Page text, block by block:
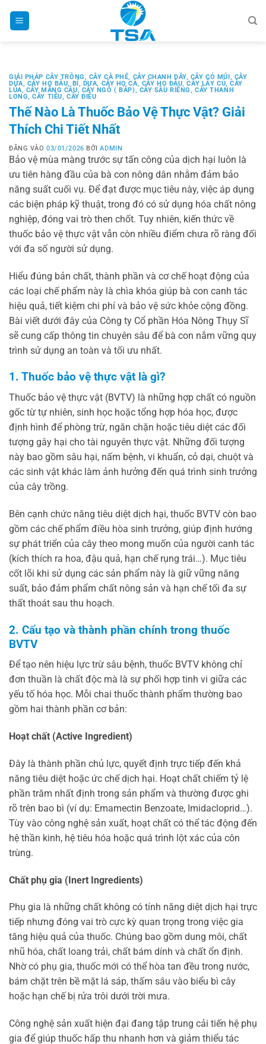
GIẢI PHÁP CÂY TRỒNG, CÂY CÀ PHÊ, CÂY CHANH DÂY, CÂY CÓ MÚI, CÂY
DỨA, CÂY HỌ BẦU, BÍ, DƯA, CÂY HỌ CÀ, CÂY HỌ ĐẬU,CÂY LẤY CỦ,CÂY
LÚA, CÂY MÃNG CẦU, CÂY NGÔ ( BẮP), CÂY SẦU RIÊNG,CÂY THANH
LONG,CÂY TIÊU, CÂY ĐIỀU
Thế Nào Là Thuốc Bảo Vệ Thực Vật? Giải
Thích Chi Tiết Nhất
ĐĂNG VÀO03/01/2026 BỞIADMIN
Bảo vệ mùa màng trước sự tấn công của dịch hại luôn là
ưu tiên hàng đầu của bà con nông dân nhằm đảm bảo
năng suất cuối vụ. Để đạt được mục tiêu này, việc áp dụng
các biện pháp kỹ thuật, trong đó có sử dụng hóa chất nông
nghiệp, đóng vai trò then chốt. Tuy nhiên, kiến thức về
thuốc bảo vệ thực vật vẫn còn nhiều điểm chưa rõ ràng đối
với đa số người sử dụng.
Hiểu đúng bản chất, thành phần và cơ chế hoạt động của
các loại chế phẩm này là chìa khóa giúp bà con canh tác
hiệu quả, tiết kiệm chi phí và bảo vệ sức khỏe cộng đồng.
Bài viết dưới đây của Công ty Cổ phần Hóa Nông Thụy Sĩ
sẽ cung cấp thông tin chuyên sâu để bà con nắm vững quy
trình sử dụng an toàn và tối ưu nhất.
1. Thuốc bảo vệ thực vật là gì?
Thuốc bảo vệ thực vật (BVTV) là những hợp chất có nguồn
gốc từ tự nhiên, sinh học hoặc tổng hợp hóa học, được
định hình để phòng trừ, ngăn chặn hoặc tiêu diệt các đối
tượng gây hại cho tài nguyên thực vật. Những đối tượng
này bao gồm sâu hại, nấm bệnh, vi khuẩn, cỏ dại, chuột và
các sinh vật khác làm ảnh hưởng đến quá trình sinh trưởng
của cây trồng.
Bên cạnh chức năng tiêu diệt dịch hại, thuốc BVTV còn bao
gồm các chế phẩm điều hòa sinh trưởng, giúp định hướng
sự phát triển của cây theo mong muốn của người canh tác
(kích thích ra hoa, đậu quả, hạn chế rụng trái…). Mục tiêu
cốt lõi khi sử dụng các sản phẩm này là giữ vững năng
suất, bảo đảm phẩm chất nông sản và hạn chế tối đa sự
thất thoát sau thu hoạch.
2. Cấu tạo và thành phần chính trong thuốc
BVTV
Để tạo nên hiệu lực trừ sâu bệnh, thuốc BVTV không chỉ
đơn thuần là chất độc mà là sự phối hợp tinh vi giữa các
yếu tố hóa học. Mỗi chai thuốc thành phẩm thường bao
gồm hai thành phần cơ bản:
Hoạt chất (Active Ingredient)
Đây là thành phần chủ lực, quyết định trực tiếp đến khả
năng tiêu diệt hoặc ức chế dịch hại. Hoạt chất chiếm tỷ lệ
phần trăm nhất định trong sản phẩm và thường được ghi
rõ trên bao bì (ví dụ: Emamectin Benzoate, Imidacloprid…).
Tùy vào công nghệ sản xuất, hoạt chất có thể tác động đến
hệ thần kinh, hệ tiêu hóa hoặc quá trình lột xác của côn
trùng.
Chất phụ gia (Inert Ingredients)
Phụ gia là những chất không có tính năng diệt dịch hại trực
tiếp nhưng đóng vai trò cực kỳ quan trọng trong việc gia
tăng hiệu quả của thuốc. Chúng bao gồm dung môi, chất
nhũ hóa, chất loang trải, chất bám dính và chất ổn định.
Nhờ có phụ gia, thuốc mới có thể hòa tan đều trong nước,
bám chặt trên bề mặt lá sáp, thấm sâu vào biểu bì cây
hoặc hạn chế bị rửa trôi dưới trời mưa.
Công nghệ sản xuất hiện đại đang tập trung cải tiến hệ phụ
gia để giúp thuốc hấp thu nhanh hơn và giảm thiểu tác